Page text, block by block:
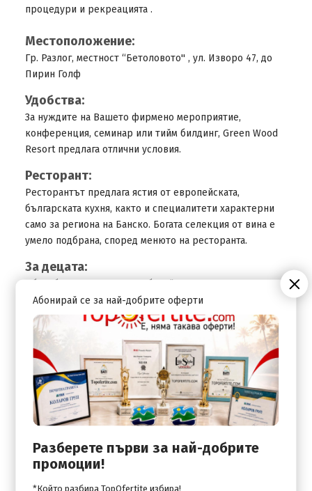
процедури и рекреацията .
Местоположение:
Гр. Разлог, местност “Бетоловото'' , ул. Изворо 47, до
Пирин Голф
Удобства:
За нуждите на Вашето фирмено мероприятие,
конференция, семинар или тийм билдинг, Green Wood
Resort предлага отлични условия.
Ресторант:
Ресторантът предлага ястия от европейската,
българската кухня, както и специалитети характерни
само за региона на Банско. Богата селекция от вина е
умело подбрана, според менюто на ресторанта.
За децата:
Обособена зона за деца в басейна
Услугите, които се предлагат в SPA центъра на Green
Wood Hotels SPA: Парна баня, сауна, душ ледено ведро,
отопляем вътрешен басейн, турска баня, ВИП зона за
релакс.
Спорт:
Фитнес център
Развлечения:
АТВ под наем, голф клуб, спортна зала.
Абонирай се за най-добрите оферти
Разберете първи за най-добрите
промоции!
*Който разбира TopOfertite избира!